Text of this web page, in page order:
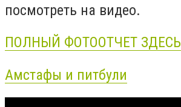
посмотреть на видео.
ПОЛНЫЙ ФОТООТЧЕТ ЗДЕСЬ
Амстафы и питбули